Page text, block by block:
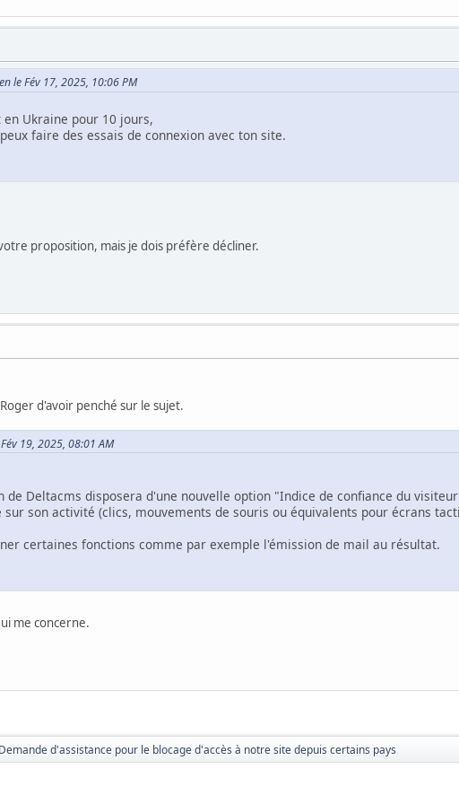
le Fév 17, 2025, 10:06 PM
en Ukraine pour 10 jours,
faire des essais de connexion avec ton site.
proposition, mais je dois préfère décliner.
d'avoir penché sur le sujet.
19, 2025, 08:01 AM
de Deltacms disposera d'une nouvelle option "Indice de confiance du
sur son activité (clics, mouvements de souris ou équivalents pour écrans
certaines fonctions comme par exemple l'émission de mail au résultat.
me concerne.
Demande d'assistance pour le blocage d'accès à notre site depuis certains pays